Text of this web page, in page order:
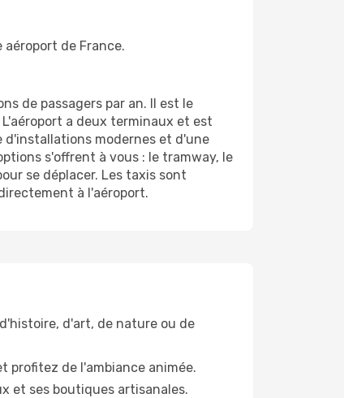
de France.
de passagers par an. Il est le
a deux terminaux et est
d'installations modernes et d'une
s'offrent à vous : le tramway, le
se déplacer. Les taxis sont
à l'aéroport.
d'art, de nature ou de
profitez de l'ambiance animée.
et ses boutiques artisanales.